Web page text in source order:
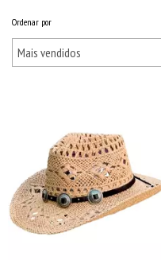
Ordenar por